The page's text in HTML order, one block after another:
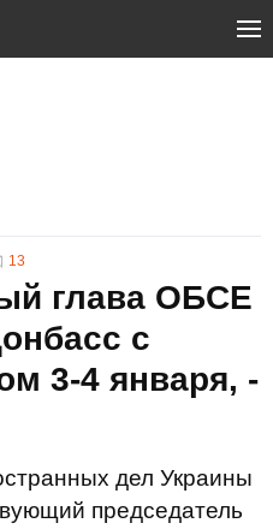
13
глава ОБСЕ
с
3-4 января, -
дел Украины
председатель